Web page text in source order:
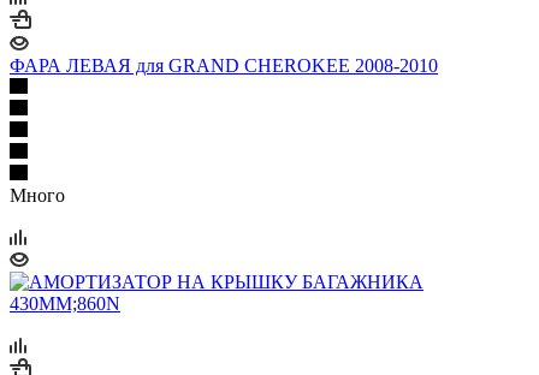
ФАРА ЛЕВАЯ для GRAND CHEROKEE 2008-2010
Много